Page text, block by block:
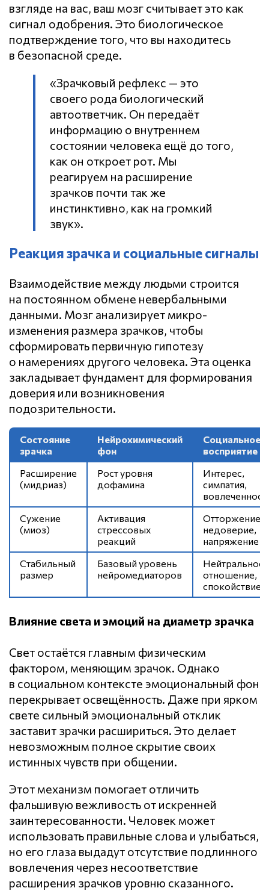
взгляде на вас, ваш мозг считывает это как
сигнал одобрения. Это биологическое
подтверждение того, что вы находитесь
в безопасной среде.
«Зрачковый рефлекс — это
своего рода биологический
автоответчик. Он передаёт
информацию о внутреннем
состоянии человека ещё до того,
как он откроет рот. Мы
реагируем на расширение
зрачков почти так же
инстинктивно, как на громкий
звук».
Реакция зрачка и социальные сигналы
Взаимодействие между людьми строится
на постоянном обмене невербальными
данными. Мозг анализирует микро-
изменения размера зрачков, чтобы
сформировать первичную гипотезу
о намерениях другого человека. Эта оценка
закладывает фундамент для формирования
доверия или возникновения
подозрительности.
Состояние
зрачка
Нейрохимический
фон
Социальное
восприятие
Расширение
(мидриаз)
Рост уровня
дофамина
Интерес,
симпатия,
Сужение
(миоз)
Активация
стрессовых
реакций
Отторжение,
недоверие,
напряжение
Стабильный
размер
Базовый уровень
нейромедиаторов
Нейтральное
отношение,
спокойствие
Влияние света и эмоций на диаметр зрачка
Свет остаётся главным физическим
фактором, меняющим зрачок. Однако
в социальном контексте эмоциональный фон
перекрывает освещённость. Даже при ярком
свете сильный эмоциональный отклик
заставит зрачки расшириться. Это делает
невозможным полное скрытие своих
истинных чувств при общении.
Этот механизм помогает отличить
фальшивую вежливость от искренней
заинтересованности. Человек может
использовать правильные слова и улыбаться,
но его глаза выдадут отсутствие подлинного
вовлечения через несоответствие
расширения зрачков уровню сказанного.